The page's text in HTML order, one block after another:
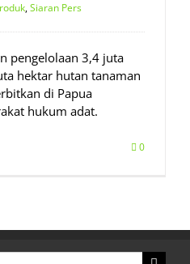
,Siaran Pers
pengelolaan 3,4 juta
hektar hutan tanaman
di Papua
hukum adat.
0